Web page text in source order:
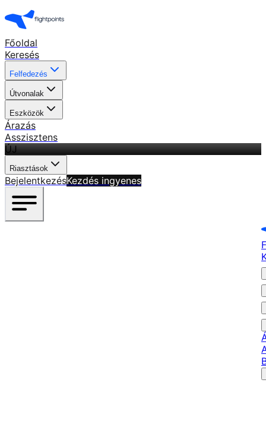
Főoldal
Keresés
Felfedezés
Útvonalak
Eszközök
Árazás
Asszisztens
ÚJ
Riasztások
BejelentkezésKezdés ingyenes